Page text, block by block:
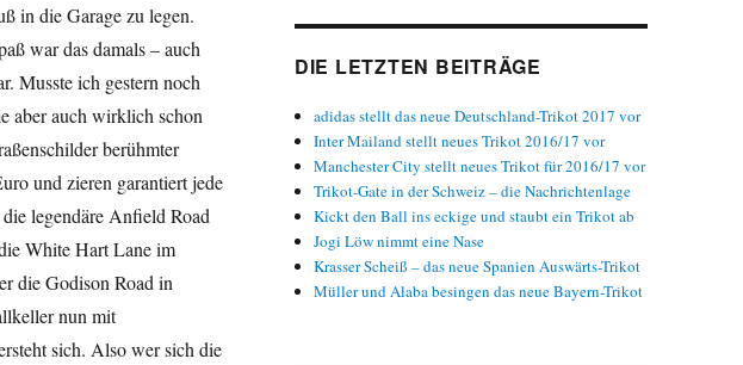
in die Garage zu legen.
war das damals – auch
Musste ich gestern noch
aber auch wirklich schon
berühmter
und zieren garantiert jede
legendäre Anfield Road
White Hart Lane im
die Godison Road in
nun mit
sich. Also wer sich die
DIE LETZTEN BEITRÄGE
adidas stellt das neue Deutschland-Trikot 2017 vor
Inter Mailand stellt neues Trikot 2016/17 vor
Manchester City stellt neues Trikot für 2016/17 vor
Trikot-Gate in der Schweiz – die Nachrichtenlage
Kickt den Ball ins eckige und staubt ein Trikot ab
Jogi Löw nimmt eine Nase
Krasser Scheiß – das neue Spanien Auswärts-Trikot
Müller und Alaba besingen das neue Bayern-Trikot